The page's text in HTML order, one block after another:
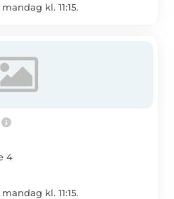
kl. 11:15.
4
kl. 11:15.